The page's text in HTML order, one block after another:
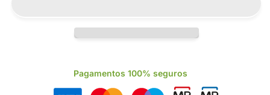
Pagamentos 100% seguros